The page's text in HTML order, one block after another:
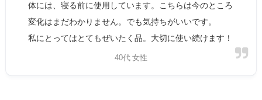
体には、寝る前に使用しています。こちらは今のところ
変化はまだわかりません。でも気持ちがいいです。
私にとってはとてもぜいたく品。大切に使い続けます！
40代 女性